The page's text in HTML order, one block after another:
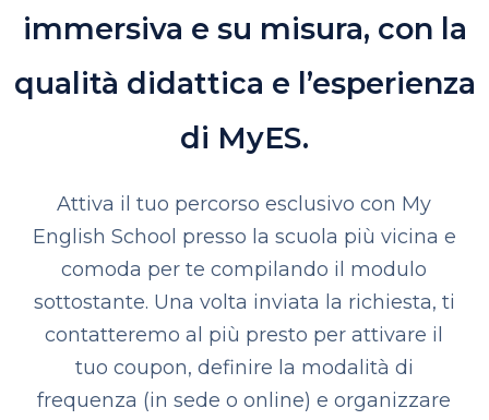
immersiva e su misura, con la
qualità didattica e l’esperienza
di MyES.
Attiva il tuo percorso esclusivo con My
English School presso la scuola più vicina e
comoda per te compilando il modulo
sottostante. Una volta inviata la richiesta, ti
contatteremo al più presto per attivare il
tuo coupon, definire la modalità di
frequenza (in sede o online) e organizzare